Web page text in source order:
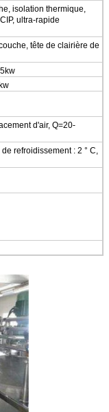
isolation thermique,
ultra-rapide
tête de clairière de
d'air, Q=20-
refroidissement : 2 ° C,